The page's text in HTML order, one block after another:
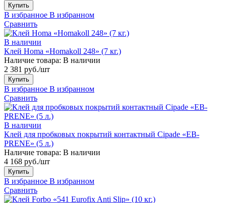
Купить
В избранное В избранном
Сравнить
В наличии
Клей Homa «Homakoll 248» (7 кг.)
Наличие товара: В наличии
2 381 руб./шт
Купить
В избранное В избранном
Сравнить
В наличии
Клей для пробковых покрытий контактный Cipade «EB-
PRENE» (5 л.)
Наличие товара: В наличии
4 168 руб./шт
Купить
В избранное В избранном
Сравнить